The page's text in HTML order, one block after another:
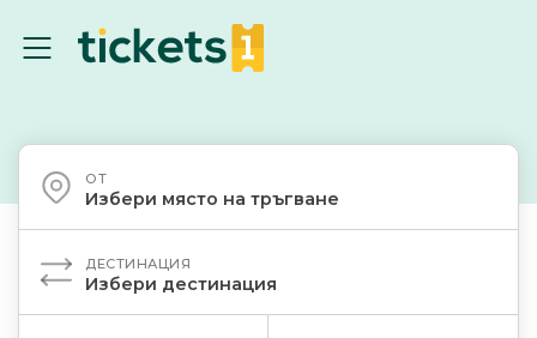
ОТ
Избери място на тръгване
ДЕСТИНАЦИЯ
Избери дестинация